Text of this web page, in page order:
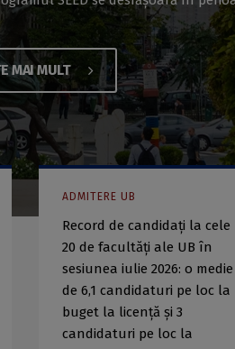
MAI MULT
ADMITERE UB
Record de candidați la cele
20 de facultăți ale UB în
sesiunea iulie 2026: o medie
de 6,1 candidaturi pe loc la
buget la licență și 3
candidaturi pe loc la